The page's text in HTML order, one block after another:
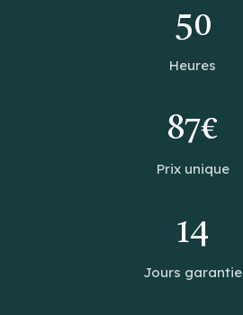
50
Heures
87€
Prix unique
14
Jours garantie